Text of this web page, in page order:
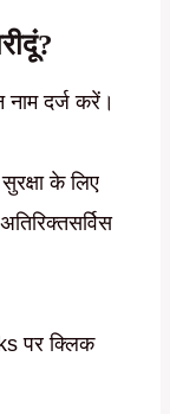
दर्ज करें।
के लिए
पर क्लिक